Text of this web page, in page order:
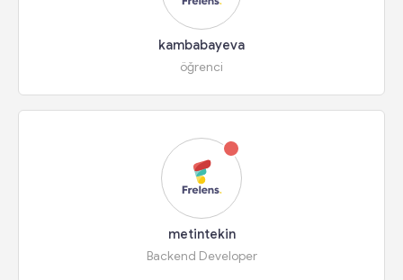
kambabayeva
öğrenci
metintekin
Backend Developer